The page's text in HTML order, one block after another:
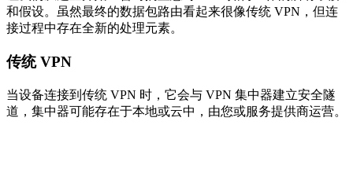
和假设。虽然最终的数据包路由看起来很像传统 VPN，但连
接过程中存在全新的处理元素。
传统 VPN
当设备连接到传统 VPN 时，它会与 VPN 集中器建立安全隧
道，集中器可能存在于本地或云中，由您或服务提供商运营。